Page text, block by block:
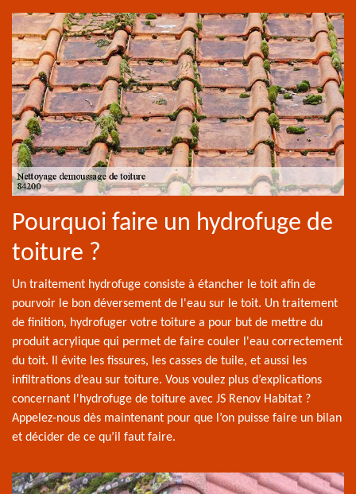
Pourquoi faire un hydrofuge de
toiture ?
Un traitement hydrofuge consiste à étancher le toit afin de
pourvoir le bon déversement de l'eau sur le toit. Un traitement
de finition, hydrofuger votre toiture a pour but de mettre du
produit acrylique qui permet de faire couler l'eau correctement
du toit. Il évite les fissures, les casses de tuile, et aussi les
infiltrations d’eau sur toiture. Vous voulez plus d’explications
concernant l'hydrofuge de toiture avec JS Renov Habitat ?
Appelez-nous dès maintenant pour que l’on puisse faire un bilan
et décider de ce qu’il faut faire.